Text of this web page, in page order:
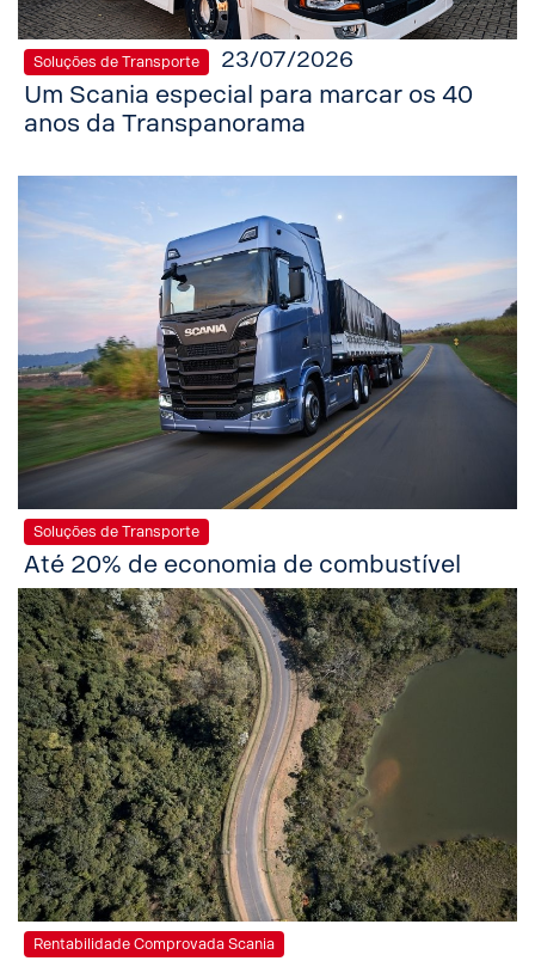
Soluções de Transporte 23/07/2026
Um Scania especial para marcar os 40
anos da Transpanorama
Soluções de Transporte
Até 20% de economia de combustível
Rentabilidade Comprovada Scania